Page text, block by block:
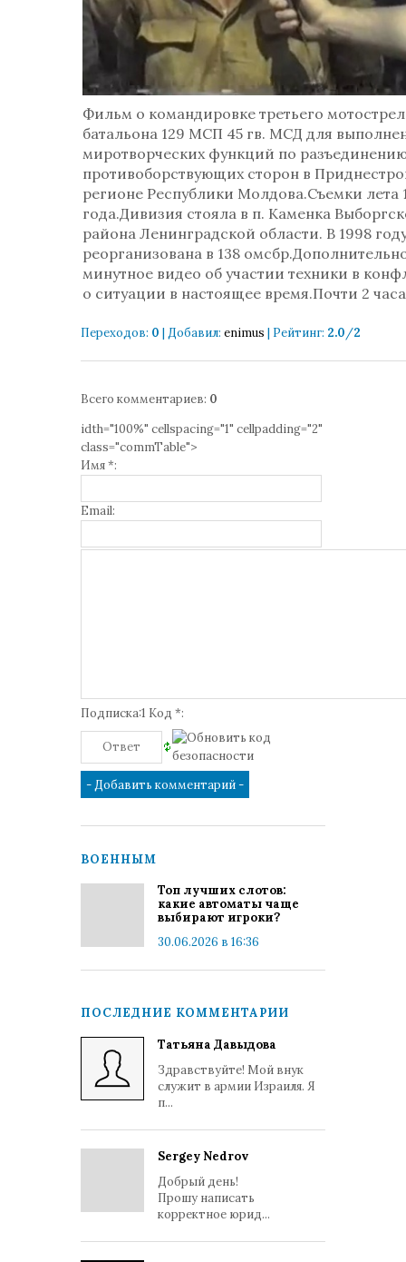
Фильм о командировке третьего
батальона 129 МСП 45 гв. МСД для
миротворческих функций по
противоборствующих сторон в
регионе Республики Молдова.Съемки лета
года.Дивизия стояла в п. Каменка
района Ленинградской области. В 1998
реорганизована в 138
минутное видео об участии техники в
о ситуации в настоящее время.Почти 2
Переходов: 0 | Добавил: enimus | Рейтинг: 2.0/2
Всего комментариев: 0
idth="100%" cellspacing="1" cellpadding="2"
class="commTable">
Имя *:
Email:
Подписка:1 Код *:
ВОЕННЫМ
Топ лучших слотов:
какие автоматы чаще
выбирают игроки?
30.06.2026 в 16:36
ПОСЛЕДНИЕ КОММЕНТАРИИ
Татьяна Давыдова
Здравствуйте! Мой внук
служит в армии Израиля. Я
п...
Sergey Nedrov
Добрый день!
Прошу написать
корректное юрид...